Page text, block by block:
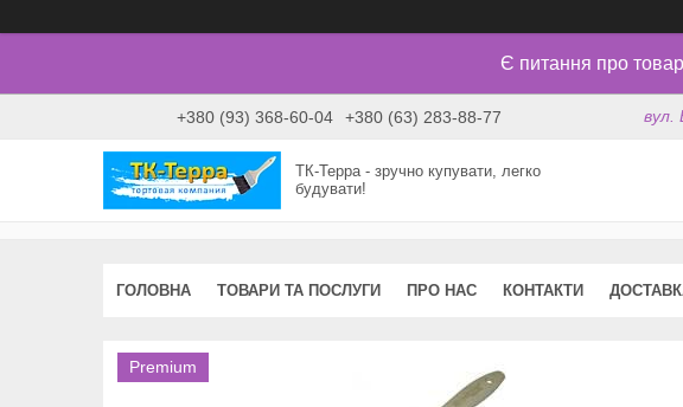
Є питання про
+380 (93) 368-60-04 +380 (63) 283-88-77 вул.
ТК-Терра - зручно купувати, легко
будувати!
ГОЛОВНА ТОВАРИ ТА ПОСЛУГИ ПРО НАС КОНТАКТИ
Premium